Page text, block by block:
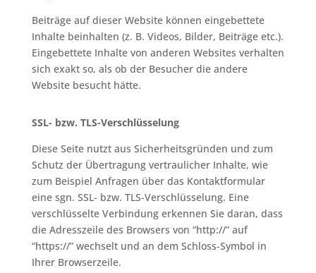
Beiträge auf dieser Website können eingebettete
Inhalte beinhalten (z. B. Videos, Bilder, Beiträge etc.).
Eingebettete Inhalte von anderen Websites verhalten
sich exakt so, als ob der Besucher die andere
Website besucht hätte.
SSL- bzw. TLS-Verschlüsselung
Diese Seite nutzt aus Sicherheitsgründen und zum
Schutz der Übertragung vertraulicher Inhalte, wie
zum Beispiel Anfragen über das Kontaktformular
eine sgn. SSL- bzw. TLS-Verschlüsselung. Eine
verschlüsselte Verbindung erkennen Sie daran, dass
die Adresszeile des Browsers von “http://” auf
“https://” wechselt und an dem Schloss-Symbol in
Ihrer Browserzeile.